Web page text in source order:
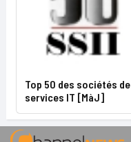
Top 50 des sociétés de
services IT [MàJ]